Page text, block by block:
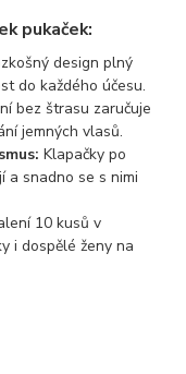
pukaček:
design plný
do každého účesu.
bez štrasu zaručuje
jemných vlasů.
Klapačky po
a snadno se s nimi
10 kusů v
i dospělé ženy na